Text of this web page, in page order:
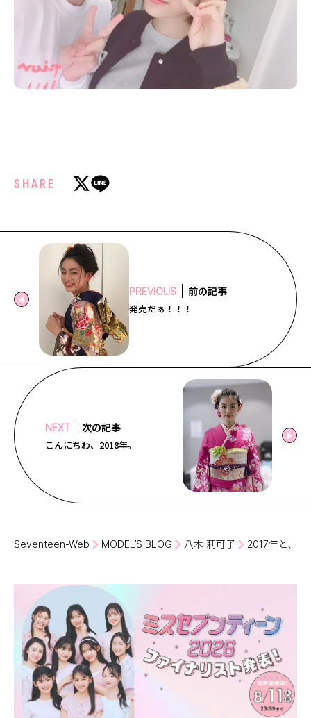
SHARE
PREVIOUS 前の記事
発売だぁ！！！
NEXT 次の記事
こんにちわ、2018年。
Seventeen-Web MODEL’S BLOG 八木 莉可子 2017年と、お